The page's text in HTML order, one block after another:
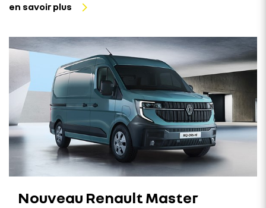
en savoir plus
Nouveau Renault Master